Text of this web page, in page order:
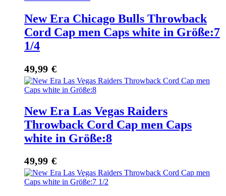
New Era Chicago Bulls Throwback
Cord Cap men Caps white in Größe:7
1/4
49,99 €
New Era Las Vegas Raiders
Throwback Cord Cap men Caps
white in Größe:8
49,99 €